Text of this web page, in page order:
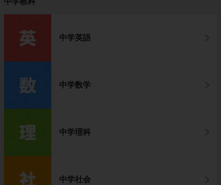
中学英語
中学数学
中学理科
中学社会